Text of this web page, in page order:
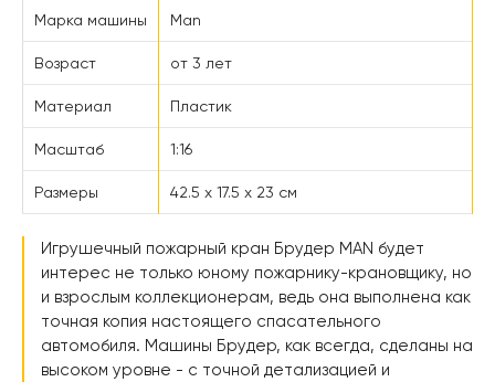
Марка машины Man
Возраст от 3 лет
Материал Пластик
Масштаб 1:16
Размеры 42.5 х 17.5 х 23 см
Игрушечный пожарный кран Брудер MAN будет
интерес не только юному пожарнику-крановщику, но
и взрослым коллекционерам, ведь она выполнена как
точная копия настоящего спасательного
автомобиля. Машины Брудер, как всегда, сделаны на
высоком уровне - с точной детализацией и